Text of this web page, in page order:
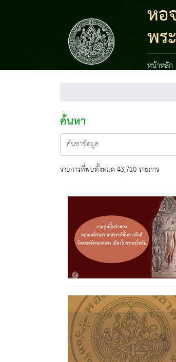
หอ
พร
หน้าหลัก
ค้นหา
รายการที่พบทั้งหมด 43,710 รายการ